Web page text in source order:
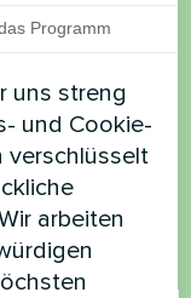
oder
Ihnen
Programm
uns streng
und Cookie-
verschlüsselt
arbeiten